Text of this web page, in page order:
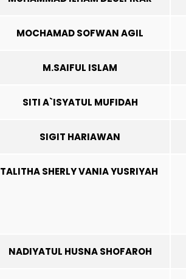
MOCHAMAD SOFWAN AGIL
M.SAIFUL ISLAM
SITI A`ISYATUL MUFIDAH
SIGIT HARIAWAN
TALITHA SHERLY VANIA YUSRIYAH
NADIYATUL HUSNA SHOFAROH